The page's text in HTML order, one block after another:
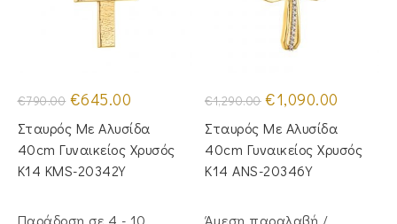
€790.00 Original
price
was:
€790.00.
€645.00
τιμή
είναι:
€645.00.
Σταυρός Με Αλυσίδα
40cm Γυναικείος Χρυσός
Κ14 KMS-20342Y
€1,290.00 Original
price
was:
€1,290.00.
€1,090.00
είναι:
€1,090.00.
Σταυρός Mε Aλυσίδα
40cm Γυναικείος Χρυσός
Κ14 ANS-20346Y
Παράδοση σε 4 - 10
Άμεση παραλαβή /